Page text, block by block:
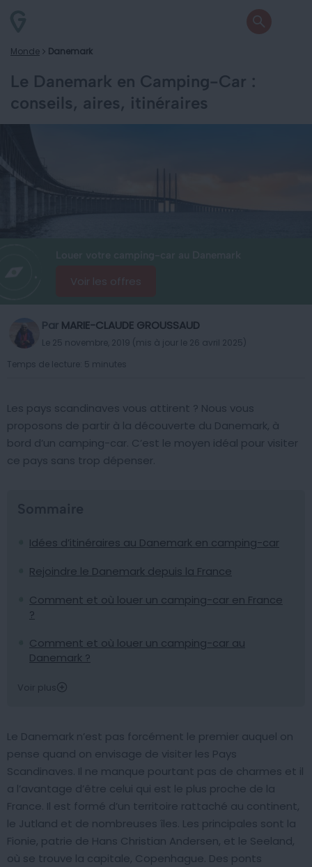
Monde Danemark
Le Danemark en Camping-Car :
conseils, aires, itinéraires
Voir les offres
Par MARIE-CLAUDE GROUSSAUD
Le 25 novembre, 2019 (mis à jour le 26 avril 2025)
Temps de lecture: 5 minutes
Les pays scandinaves vous attirent ? Nous vous
proposons de partir à la découverte du Danemark, à
bord d’un camping-car. C’est le moyen idéal pour visiter
ce pays sans trop dépenser.
Idées d’itinéraires au Danemark en camping-car
Rejoindre le Danemark depuis la France
Comment et où louer un camping-car en France
?
Comment et où louer un camping-car au
Danemark ?
Voir plus
Le Danemark n’est pas forcément le premier auquel on
pense quand on envisage de visiter les Pays
Scandinaves. Il ne manque pourtant pas de charmes et il
a l’avantage d’être celui qui est le plus proche de la
France. Il est formé d’un territoire rattaché au continent,
le Jutland et de nombreuses îles. Les principales sont la
Fionie, patrie de Hans Christian Andersen, et le Seeland,
où se trouve la capitale, Copenhague. Des ponts